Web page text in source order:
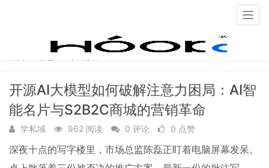
开源AI大模型如何破解注意力困局：AI智
能名片与S2B2C商城的营销革命
学私域 962 阅读 0 评论 0 点赞
深夜十点的写字楼里，市场总监陈磊正盯着电脑屏幕发呆。